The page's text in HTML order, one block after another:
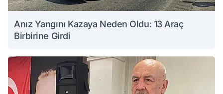
Anız Yangını Kazaya Neden Oldu: 13 Araç
Birbirine Girdi